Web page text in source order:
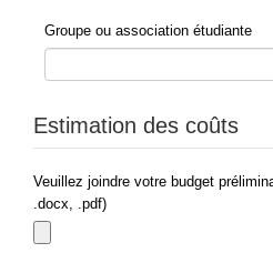
Groupe ou association étudiante
Estimation des coûts
Veuillez joindre votre budget
.docx, .pdf)